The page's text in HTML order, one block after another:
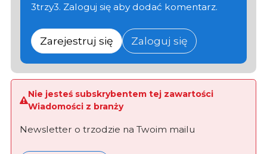
3trzy3. Zaloguj się aby dodać komentarz.
Zarejestruj się Zaloguj się
Nie jesteś subskrybentem tej zawartości
Wiadomości z branży
Newsletter o trzodzie na Twoim mailu